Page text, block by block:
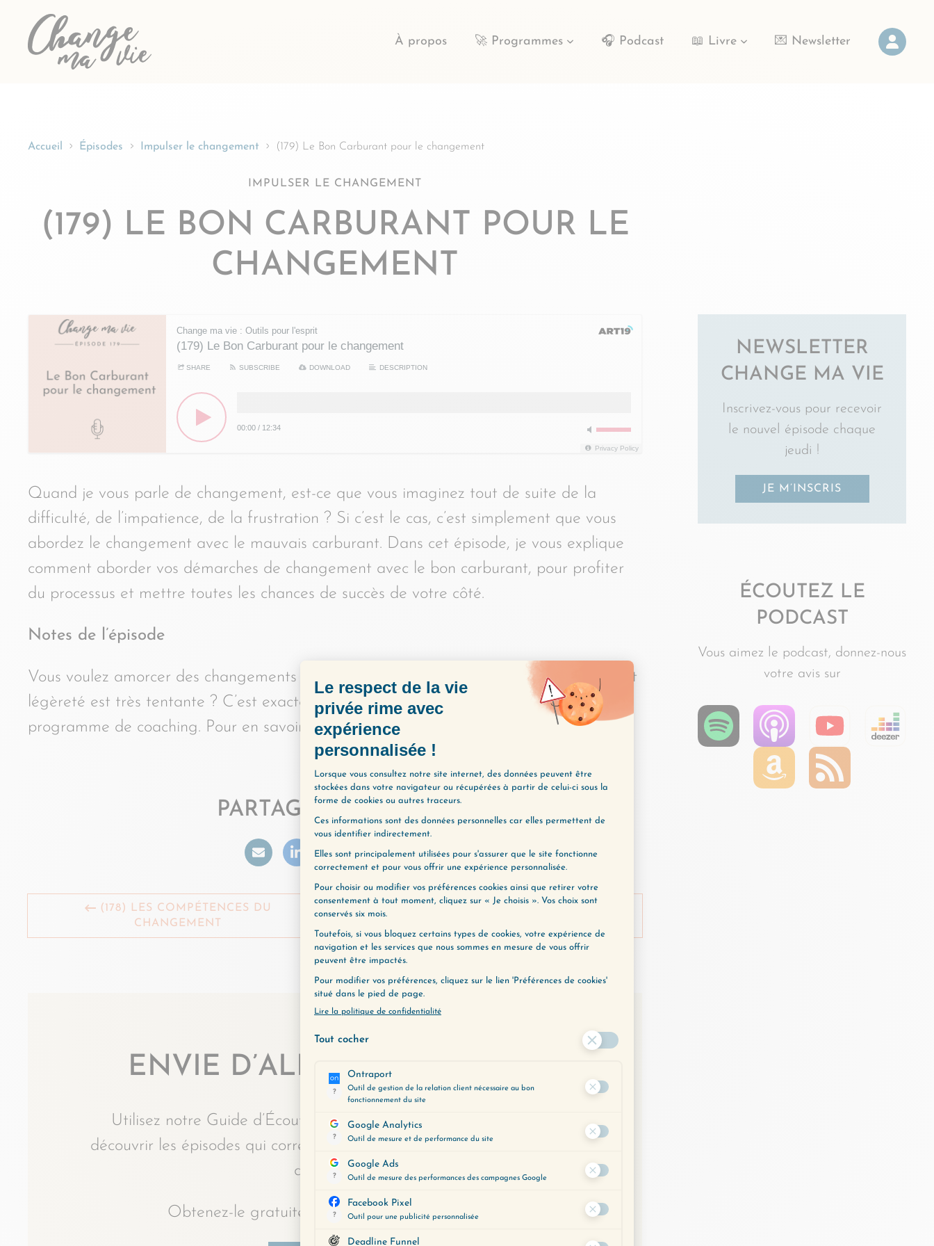
Passer
À propos 🚀 Programmes 🎧 Podcast 📖 Livre 💌 Newsletter
Accueil Épisodes Impulser le changement (179) Le Bon Carburant pour le changement
IMPULSER LE CHANGEMENT
(179) LE BON CARBURANT POUR LE
CHANGEMENT
Change ma vie : Outils pour l'esprit
(179) Le Bon Carburant pour le changement
SHARE SUBSCRIBE DOWNLOAD DESCRIPTION
00:00 / 12:34
Privacy Policy
Quand je vous parle de changement, est-ce que vous imaginez tout de suite de la
difficulté, de l’impatience, de la frustration ? Si c’est le cas, c’est simplement que vous
abordez le changement avec le mauvais carburant. Dans cet épisode, je vous explique
comment aborder vos démarches de changement avec le bon carburant, pour profiter
du processus et mettre toutes les chances de succès de votre côté.
Notes de l’épisode
Vous voulez amorcer des changements dans votre vie, et l’idée de le faire avec plaisir et
légèreté est très tentante ? C’est exactement ce que vous allez faire au sein de notre
programme de coaching. Pour en savoir plus :changemavie.com/coaching
PARTAGER L'ÉPISODE
(178) LES COMPÉTENCES DU
CHANGEMENT
(180) LES COURBATURES DE VULNÉRABILITÉ
ENVIE D’ALLER PLUS LOIN ?
Utilisez notre Guide d’Écoute, un outil précieux pour vous aider à
découvrir les épisodes qui correspondent le mieux à vos préoccupations
du moment.
Obtenez-le gratuitement en cliquant ci-dessous :
NEWSLETTER
CHANGE MA VIE
Inscrivez-vous pour recevoir
le nouvel épisode chaque
jeudi !
JE M’INSCRIS
ÉCOUTEZ LE
PODCAST
Vous aimez le podcast, donnez-nous
votre avis sur